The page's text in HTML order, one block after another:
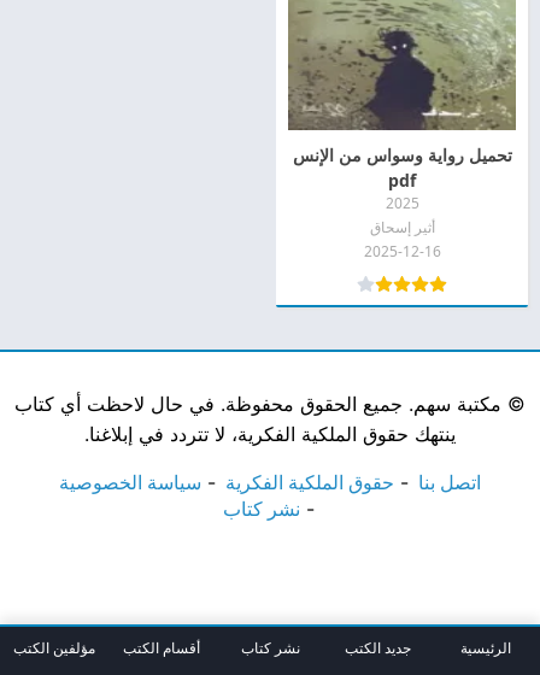
تحميل رواية وسواس من الإنس
pdf
2025
أثير إسحاق
2025-12-16
© مكتبة سهم. جميع الحقوق محفوظة. في حال لاحظت أي كتاب
ينتهك حقوق الملكية الفكرية، لا تتردد في إبلاغنا.
اتصل بنا حقوق الملكية الفكرية
سياسة الخصوصية
نشر كتاب
الرئيسية جديد الكتب نشر كتاب أقسام الكتب مؤلفين الكتب